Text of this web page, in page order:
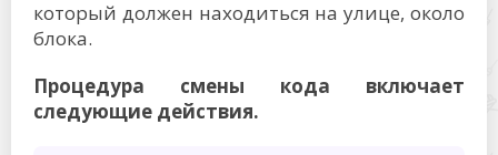
который должен находиться на улице, около
блока.
Процедура смены кода включает
следующие действия.